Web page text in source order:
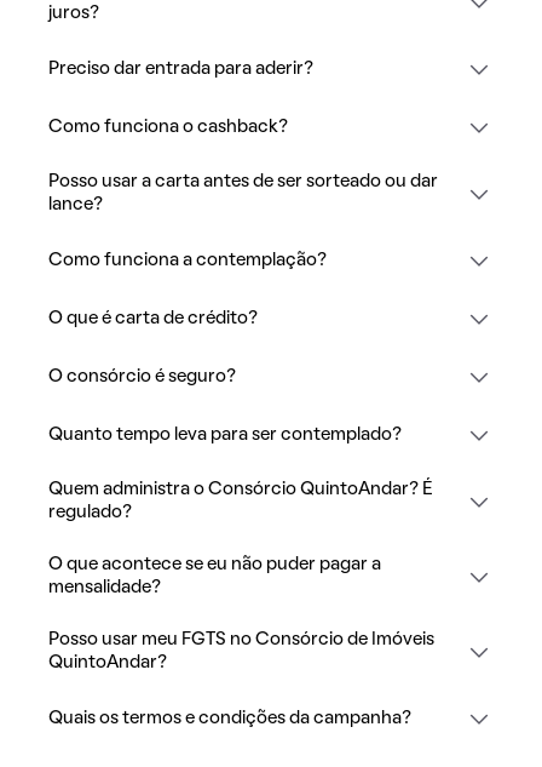
juros?
Preciso dar entrada para aderir?
Como funciona o cashback?
Posso usar a carta antes de ser sorteado ou dar
lance?
Como funciona a contemplação?
O que é carta de crédito?
O consórcio é seguro?
Quanto tempo leva para ser contemplado?
Quem administra o Consórcio QuintoAndar? É
regulado?
O que acontece se eu não puder pagar a
mensalidade?
Posso usar meu FGTS no Consórcio de Imóveis
QuintoAndar?
Quais os termos e condições da campanha?